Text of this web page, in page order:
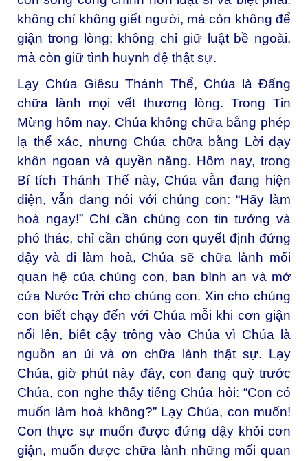
không chỉ không giết người, mà còn không để
giận trong lòng; không chỉ giữ luật bề ngoài,
mà còn giữ tình huynh đệ thật sự.
Lạy Chúa Giêsu Thánh Thể, Chúa là Đấng
chữa lành mọi vết thương lòng. Trong Tin
Mừng hôm nay, Chúa không chữa bằng phép
lạ thể xác, nhưng Chúa chữa bằng Lời dạy
khôn ngoan và quyền năng. Hôm nay, trong
Bí tích Thánh Thể này, Chúa vẫn đang hiện
diện, vẫn đang nói với chúng con: “Hãy làm
hoà ngay!” Chỉ cần chúng con tin tưởng và
phó thác, chỉ cần chúng con quyết định đứng
dậy và đi làm hoà, Chúa sẽ chữa lành mối
quan hệ của chúng con, ban bình an và mở
cửa Nước Trời cho chúng con. Xin cho chúng
con biết chạy đến với Chúa mỗi khi cơn giận
nổi lên, biết cậy trông vào Chúa vì Chúa là
nguồn an ủi và ơn chữa lành thật sự. Lạy
Chúa, giờ phút này đây, con đang quỳ trước
Chúa, con nghe thấy tiếng Chúa hỏi: “Con có
muốn làm hoà không?” Lạy Chúa, con muốn!
Con thực sự muốn được đứng dậy khỏi cơn
giận, muốn được chữa lành những mối quan